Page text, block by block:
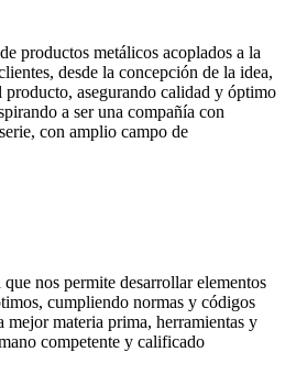
productos metálicos acoplados a la
desde la concepción de la idea,
producto, asegurando calidad y óptimo
a ser una compañía con
con amplio campo de
nos permite desarrollar elementos
cumpliendo normas y códigos
materia prima, herramientas y
competente y calificado